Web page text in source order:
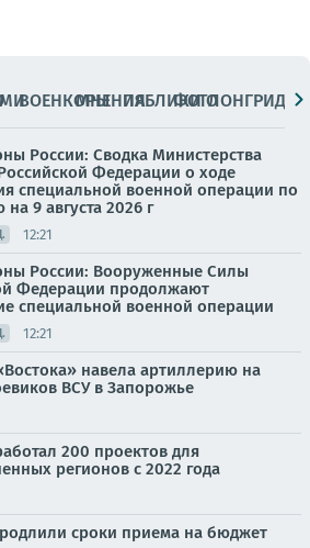
ВОЕНКОРЫМНЕНИЯПАБЛИКИ
ФОТОЛОНГРИДЫ
России: Сводка Министерства
Федерации о ходе
специальной военной операции по
9 августа 2026 г
12:21
России: Вооруженные Силы
Федерации продолжают
специальной военной операции
12:21
навела артиллерию на
ВСУ в Запорожье
200 проектов для
регионов с 2022 года
сроки приема на бюджет